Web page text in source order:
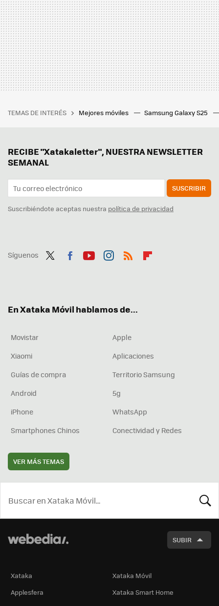
TEMAS DE INTERÉS Mejores móviles Samsung Galaxy S25
RECIBE "Xatakaletter", NUESTRA NEWSLETTER
SEMANAL
SUSCRIBIR
Suscribiéndote aceptas nuestra política de privacidad
Síguenos
En Xataka Móvil hablamos de...
Movistar
Apple
Xiaomi
Aplicaciones
Guías de compra
Territorio Samsung
Android
5g
iPhone
WhatsApp
Smartphones Chinos
Conectividad y Redes
VER MÁS TEMAS
SUBIR
Xataka
Xataka Móvil
Applesfera
Xataka Smart Home